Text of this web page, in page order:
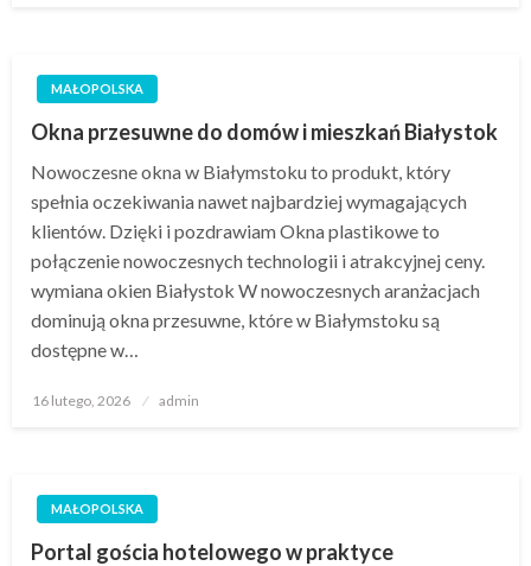
MAŁOPOLSKA
Okna przesuwne do domów i mieszkań Białystok
Nowoczesne okna w Białymstoku to produkt, który
spełnia oczekiwania nawet najbardziej wymagających
klientów. Dzięki i pozdrawiam Okna plastikowe to
połączenie nowoczesnych technologii i atrakcyjnej ceny.
wymiana okien Białystok W nowoczesnych aranżacjach
dominują okna przesuwne, które w Białymstoku są
dostępne w…
Opublikowane
16 lutego, 2026 admin
MAŁOPOLSKA
Portal gościa hotelowego w praktyce